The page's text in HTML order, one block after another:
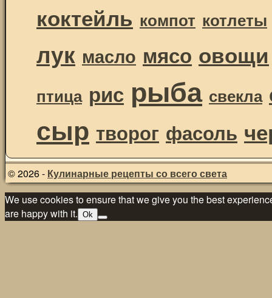
коктейль компот котлеты
лук масло мясо овощи
птица рис рыба свекла
сыр творог фасоль
© 2026 - Кулинарные рецепты со всего света
We use cookies to ensure that we give you the best
are happy with it. Ok